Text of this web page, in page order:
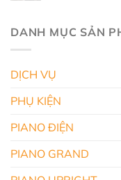
DANH MỤC SẢN
DỊCH VỤ
PHỤ KIỆN
PIANO ĐIỆN
PIANO GRAND